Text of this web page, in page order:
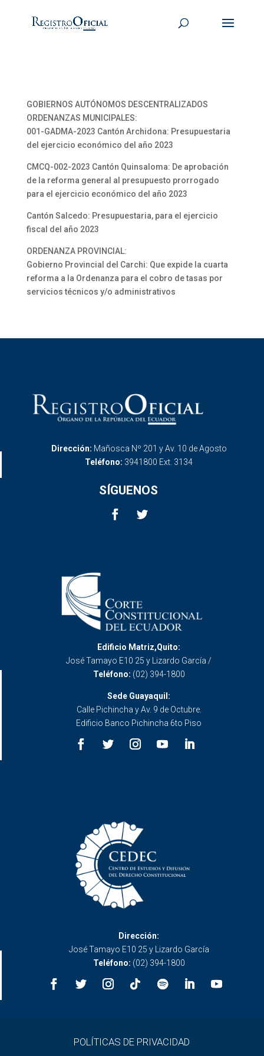
GOBIERNOS AUTÓNOMOS DESCENTRALIZADOS
ORDENANZAS MUNICIPALES:
001-GADMA-2023 Cantón Archidona: Presupuestaria
del ejercicio económico del año 2023
CMCQ-002-2023 Cantón Quinsaloma: De aprobación
de la reforma general al presupuesto prorrogado
para el ejercicio económico del año 2023
Cantón Salcedo: Presupuestaria, para el ejercicio
fiscal del año 2023
ORDENANZA PROVINCIAL:
Gobierno Provincial del Carchi: Que expide la cuarta
reforma a la Ordenanza para el cobro de tasas por
servicios técnicos y/o administrativos
Dirección: Mañosca Nº 201 y Av. 10 de Agosto
Teléfono: 3941800 Ext. 3134
SÍGUENOS
Edificio Matriz,Quito:
José Tamayo E10 25 y Lizardo García /
Teléfono: (02) 394-1800
Sede Guayaquil:
Calle Pichincha y Av. 9 de Octubre.
Edificio Banco Pichincha 6to Piso
Dirección:
José Tamayo E10 25 y Lizardo García
Teléfono: (02) 394-1800
POLÍTICAS DE PRIVACIDAD